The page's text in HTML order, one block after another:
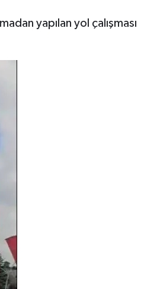
yapılan yol çalışması